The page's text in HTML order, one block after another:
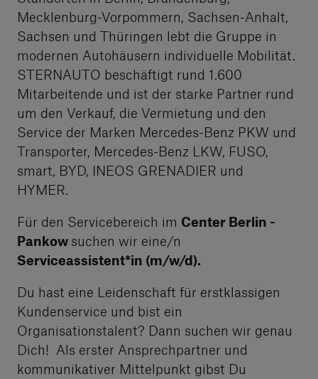
Mecklenburg-Vorpommern, Sachsen-Anhalt,
Sachsen und Thüringen lebt die Gruppe in
modernen Autohäusern individuelle Mobilität.
STERNAUTO beschäftigt rund 1.600
Mitarbeitende und ist der starke Partner rund
um den Verkauf, die Vermietung und den
Service der Marken Mercedes-Benz PKW und
Transporter, Mercedes-Benz LKW, FUSO,
smart, BYD, INEOS GRENADIER und
HYMER.
Für den Servicebereich im Center Berlin -
Pankow suchen wir eine/n
Serviceassistent*in (m/w/d).
Du hast eine Leidenschaft für erstklassigen
Kundenservice und bist ein
Organisationstalent? Dann suchen wir genau
Dich! Als erster Ansprechpartner und
kommunikativer Mittelpunkt gibst Du